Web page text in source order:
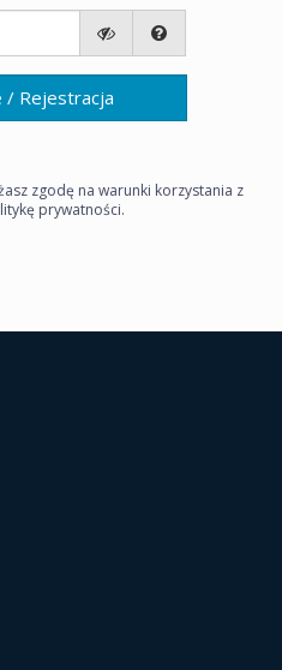
/ Rejestracja
zgodę na warunki korzystania z
prywatności.